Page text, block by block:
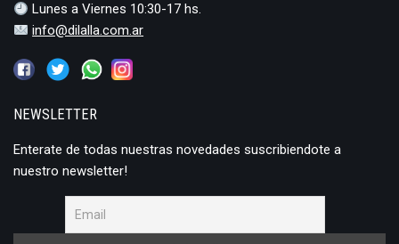
Lunes a Viernes 10:30-17 hs.
info@dilalla.com.ar
NEWSLETTER
Enterate de todas nuestras novedades suscribiendote a
nuestro newsletter!